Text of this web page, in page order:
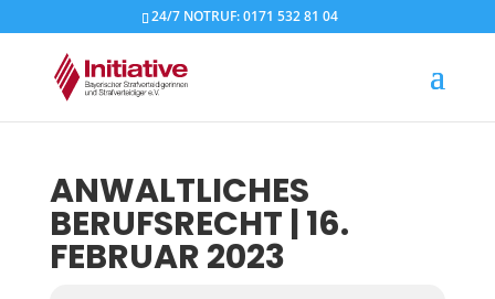
24/7 NOTRUF: 0171 532 81 04
ANWALTLICHES
BERUFSRECHT | 16.
FEBRUAR 2023